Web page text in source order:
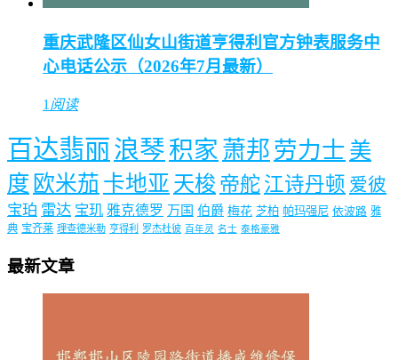
重庆武隆区仙女山街道亨得利官方钟表服务中
心电话公示（2026年7月最新）
1阅读
百达翡丽 浪琴积家 萧邦 劳力士 美
度 欧米茄 卡地亚 天梭 帝舵 江诗丹顿 爱彼
宝珀 雷达 宝玑 雅克德罗 万国 伯爵 梅花 芝柏 帕玛强尼 依波路 雅
典 宝齐莱 理查德米勒 亨得利 罗杰杜彼 百年灵 名士 泰格豪雅
最新文章